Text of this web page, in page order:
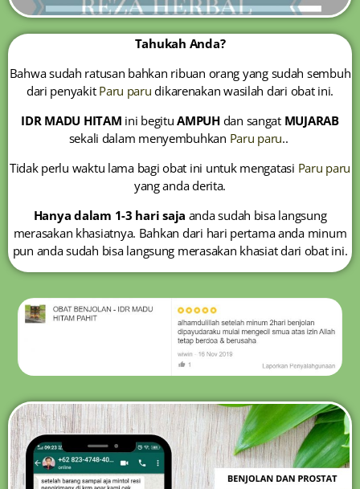
Tahukah Anda?
Bahwa sudah ratusan bahkan ribuan orang yang sudah sembuh
dari penyakit Paru parudikarenakan wasilah dari obat ini.
IDR MADU HITAM ini begituAMPUHdan sangat MUJARAB
sekali dalam menyembuhkan Paru paru..
Tidak perlu waktu lama bagi obat ini untuk mengatasi Paru paru
yang anda derita.
Hanya dalam 1-3 hari saja anda sudah bisa langsung
merasakan khasiatnya. Bahkan dari hari pertama anda minum
pun anda sudah bisa langsung merasakan khasiat dari obat ini.